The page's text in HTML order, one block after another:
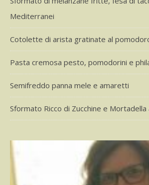
Mediterranei
Cotolette di arista gratinate al
Pasta cremosa pesto, pomodorini e
Semifreddo panna mele e amaretti
Sformato Ricco di Zucchine e Mortadella